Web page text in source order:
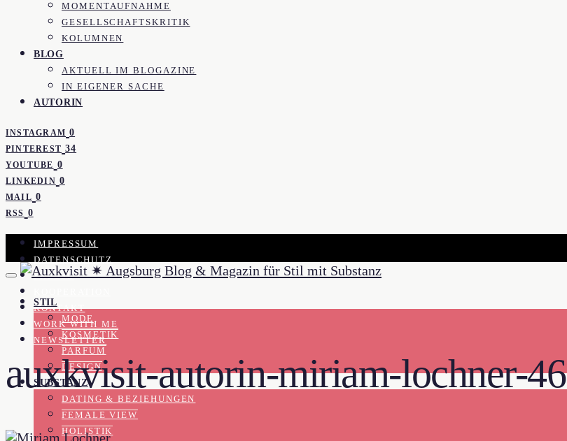
MOMENTAUFNAHME
GESELLSCHAFTSKRITIK
KOLUMNEN
BLOG
AKTUELL IM BLOGAZINE
IN EIGENER SACHE
AUTORIN
INSTAGRAM 0
PINTEREST 34
YOUTUBE 0
LINKEDIN 0
MAIL 0
RSS 0
IMPRESSUM
DATENSCHUTZ
PRESSE
KONTAKT
WORK WITH ME
NEWSLETTER
STIL
MODE
KOSMETIK
PARFUM
DESIGN
SUBSTANZ
DATING & BEZIEHUNGEN
FEMALE VIEW
HOLISTIK
auxkvisit-autorin-miriam-lochner-46